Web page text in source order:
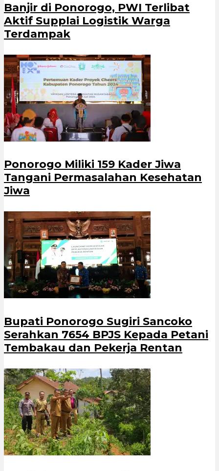
Banjir di Ponorogo, PWI Terlibat
Aktif Supplai Logistik Warga
Terdampak
Ponorogo Miliki 159 Kader Jiwa
Tangani Permasalahan Kesehatan
Jiwa
Bupati Ponorogo Sugiri Sancoko
Serahkan 7654 BPJS Kepada Petani
Tembakau dan Pekerja Rentan